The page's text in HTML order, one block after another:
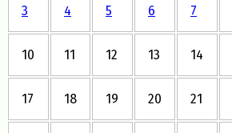
3 4 5 6 7
10 11 12 13 14
17 18 19 20 21